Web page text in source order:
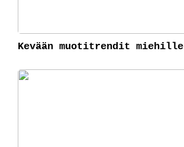
Kevään muotitrendit miehille